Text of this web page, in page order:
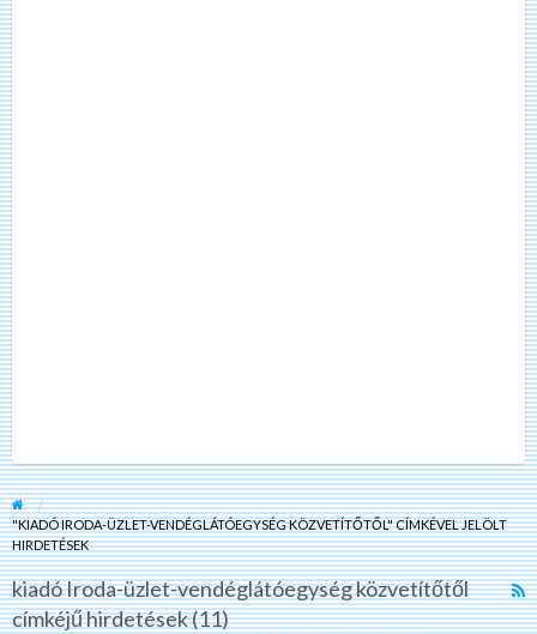
"KIADÓ IRODA-ÜZLET-VENDÉGLÁTÓEGYSÉG KÖZVETÍTŐTŐL" CÍMKÉVEL JELÖLT
HIRDETÉSEK
kiadó Iroda-üzlet-vendéglátóegység közvetítőtől
címkéjű hirdetések (11)